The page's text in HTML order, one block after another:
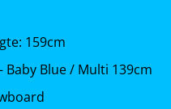
159cm
Baby Blue / Multi 139cm